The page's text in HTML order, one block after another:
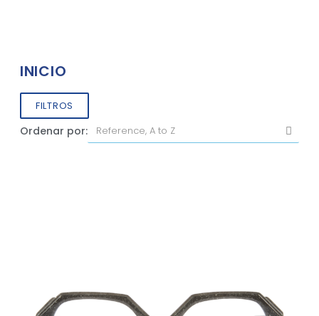
INICIO
FILTROS
Ordenar por: